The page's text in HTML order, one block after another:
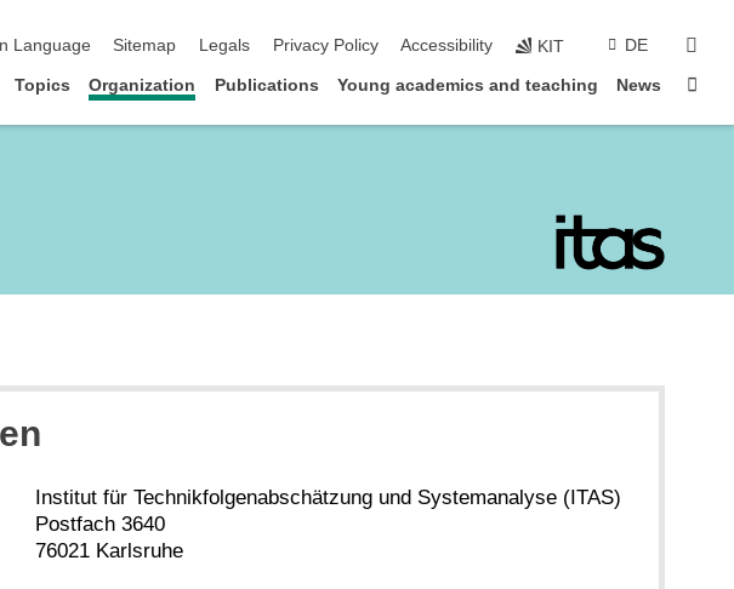
Language Sitemap Legals Privacy Policy Accessibility KIT DE
Topics Organization Publications Young academics and teaching News
Institut für Technikfolgenabschätzung und Systemanalyse (ITAS)
Postfach 3640
76021 Karlsruhe